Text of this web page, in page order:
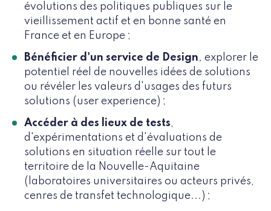
évolutions des politiques publiques sur le
vieillissement actif et en bonne santé en
France et en Europe ;
Bénéficier d'un service de Design, explorer le
potentiel réel de nouvelles idées de solutions
ou révéler les valeurs d'usages des futurs
solutions (user experience) ;
Accéder à des lieux de tests,
d'expérimentations et d'évaluations de
solutions en situation réelle sur tout le
territoire de la Nouvelle-Aquitaine
(laboratoires universitaires ou acteurs privés,
cenres de transfet technologique...) ;